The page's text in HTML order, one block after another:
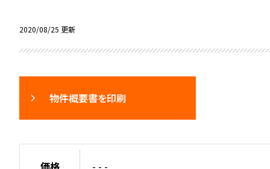
2020/08/25 更新
物件概要書を印刷
価格 - - -